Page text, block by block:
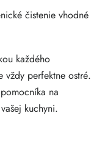
čistenie vhodné
každého
vždy perfektne ostré.
na
kuchyni.